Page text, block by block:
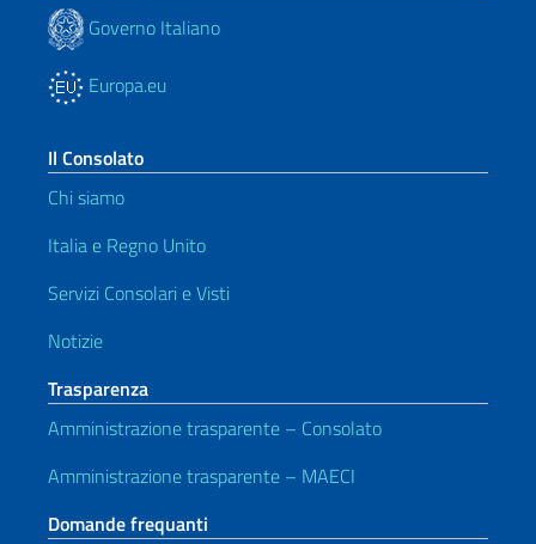
Governo Italiano
Europa.eu
Il Consolato
Chi siamo
Italia e Regno Unito
Servizi Consolari e Visti
Notizie
Trasparenza
Amministrazione trasparente – Consolato
Amministrazione trasparente – MAECI
Domande frequanti